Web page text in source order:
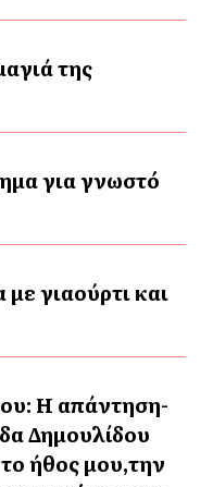
της
για γνωστό
γιαούρτι και
Η απάντηση-
Δημουλίδου
ήθος μου,την